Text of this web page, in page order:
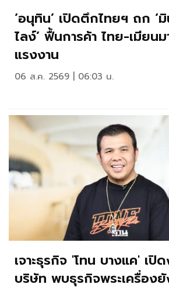
‘อนุทิน’ เปิดตึกไทยฯ ถก ‘
ไลง์’ ฟื้นการค้า ไทย-เมียน
แรงงาน
06 ส.ค. 2569 | 06:03 น.
เจาะธุรกิจ 'โทน บางแค' เปิ
บริษัท พบธุรกิจพระเครื่อง